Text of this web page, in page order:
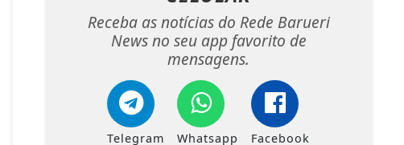
Receba as notícias do Rede Barueri
News no seu app favorito de
mensagens.
Telegram Whatsapp Facebook